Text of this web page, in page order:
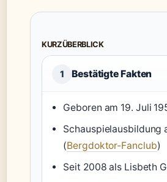
KURZÜBERBLICK
1 Bestätigte Fakten
Geboren am 19. Juli
Schauspielausbildung
(Bergdoktor-Fanclub)
Seit 2008 als Lisbeth